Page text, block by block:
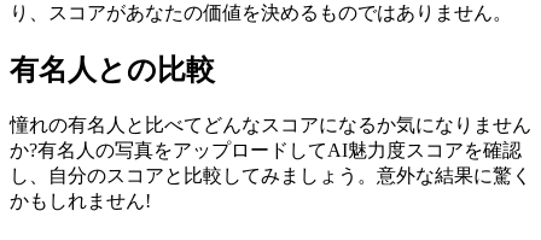
り、スコアがあなたの価値を決めるものではありません。
有名人との比較
憧れの有名人と比べてどんなスコアになるか気になりません
か?有名人の写真をアップロードしてAI魅力度スコアを確認
し、自分のスコアと比較してみましょう。意外な結果に驚く
かもしれません!